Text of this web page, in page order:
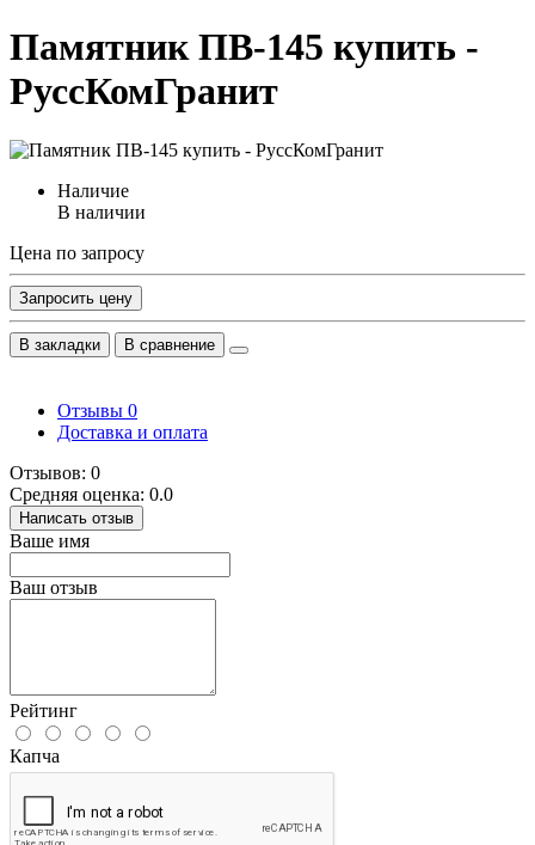
Памятник ПВ-145 купить -
РуссКомГранит
Наличие
В наличии
Цена по запросу
Запросить цену
В закладки В сравнение
Отзывы 0
Доставка и оплата
Отзывов: 0
Средняя оценка: 0.0
Написать отзыв
Ваше имя
Ваш отзыв
Рейтинг
Капча